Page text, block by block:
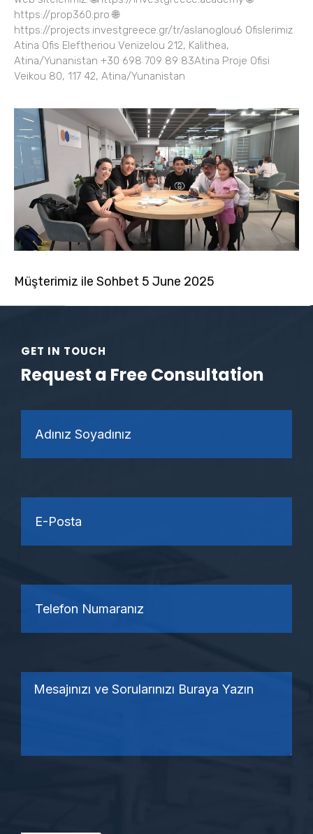
https://prop360.pro 🌐
https://projects.investgreece.gr/tr/aslanoglou6 Ofislerimiz
Atina Ofis Eleftheriou Venizelou 212, Kalithea,
Atina/Yunanistan +30 698 709 89 83Atina Proje Ofisi
Veikou 80, 117 42, Atina/Yunanistan
Müşterimiz ile Sohbet 5 June 2025
GET IN TOUCH
Request a Free Consultation